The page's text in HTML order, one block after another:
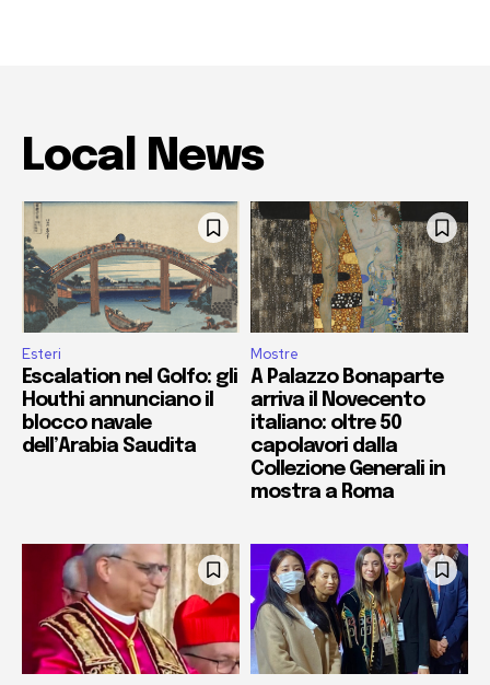
Local News
Esteri
Escalation nel Golfo: gli
Houthi annunciano il
blocco navale
dell’Arabia Saudita
Mostre
A Palazzo Bonaparte
arriva il Novecento
italiano: oltre 50
capolavori dalla
Collezione Generali in
mostra a Roma